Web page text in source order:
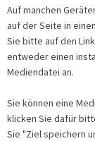
Auf manchen
auf der Seite in
Sie bitte auf den
entweder einen
Mediendatei an.
Sie können eine
klicken Sie dafür
Sie "Ziel speichern